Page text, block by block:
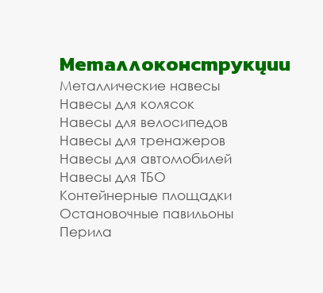
Металлоконструкции
Металлические навесы
Навесы для колясок
Навесы для велосипедов
Навесы для тренажеров
Навесы для автомобилей
Навесы для ТБО
Контейнерные площадки
Остановочные павильоны
Перила